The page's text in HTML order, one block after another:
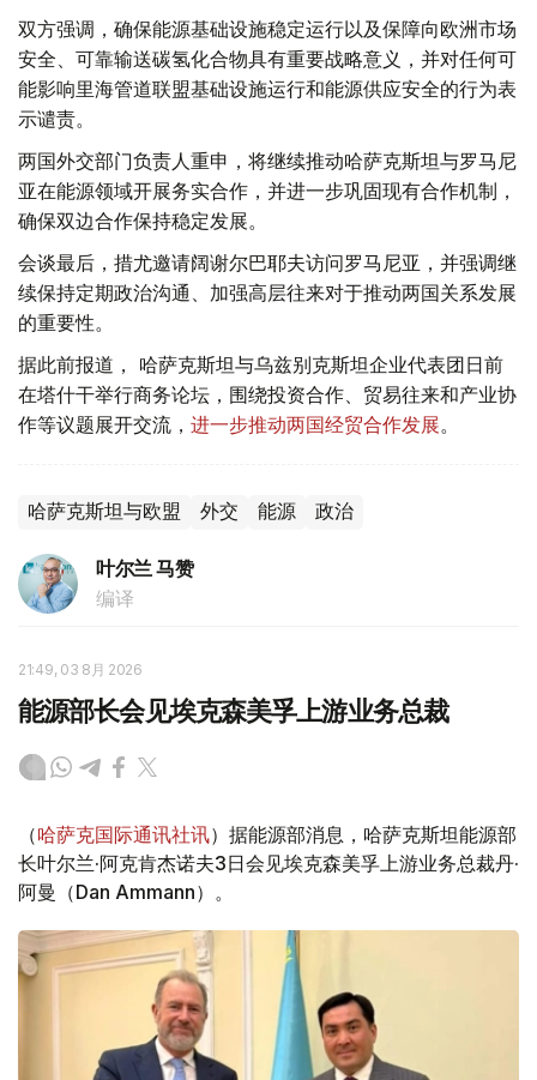
双方强调，确保能源基础设施稳定运行以及保障向欧洲市场
安全、可靠输送碳氢化合物具有重要战略意义，并对任何可
能影响里海管道联盟基础设施运行和能源供应安全的行为表
示谴责。
两国外交部门负责人重申，将继续推动哈萨克斯坦与罗马尼
亚在能源领域开展务实合作，并进一步巩固现有合作机制，
确保双边合作保持稳定发展。
会谈最后，措尤邀请阔谢尔巴耶夫访问罗马尼亚，并强调继
续保持定期政治沟通、加强高层往来对于推动两国关系发展
的重要性。
据此前报道， 哈萨克斯坦与乌兹别克斯坦企业代表团日前
在塔什干举行商务论坛，围绕投资合作、贸易往来和产业协
作等议题展开交流， 进一步推动两国经贸合作发展。
哈萨克斯坦与欧盟 外交 能源 政治
叶尔兰 马赞
编译
21:49, 03 8月 2026
能源部长会见埃克森美孚上游业务总裁
（哈萨克国际通讯社讯）据能源部消息，哈萨克斯坦能源部
长叶尔兰·阿克肯杰诺夫3日会见埃克森美孚上游业务总裁丹·
阿曼（Dan Ammann）。